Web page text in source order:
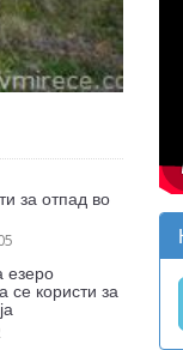
за отпад во
езеро
користи за